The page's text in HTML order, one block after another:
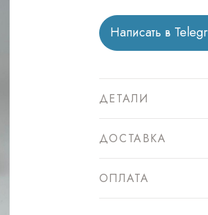
Написать в
ДЕТАЛИ
ДОСТАВКА
ОПЛАТА